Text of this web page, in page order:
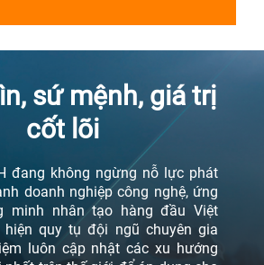
sứ mệnh, giá trị
cốt lõi
đang không ngừng nỗ lực phát
doanh nghiệp công nghệ, ứng
minh nhân tạo hàng đầu Việt
hiện quy tụ đội ngũ chuyên gia
luôn cập nhật các xu hướng